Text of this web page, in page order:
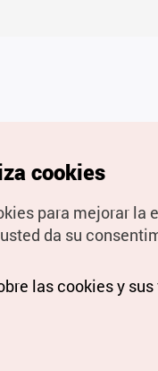
relacionadas con el sitio
cookies
para mejorar la
da su
las cookies y